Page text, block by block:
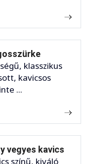
klasszikus
kavicsos
...
vegyes kavics
színű, kiváló